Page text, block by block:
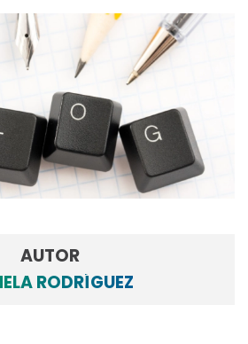
AUTOR
RODRÍGUEZ